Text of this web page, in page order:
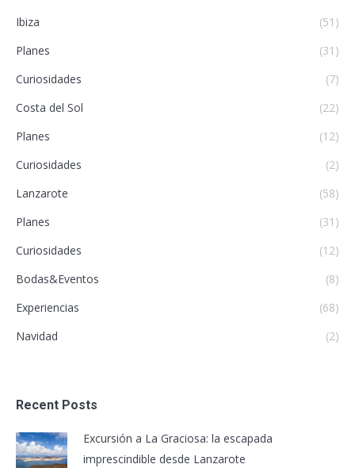
Ibiza
(51)
Planes
(31)
Curiosidades
(7)
Costa del Sol
(22)
Planes
(12)
Curiosidades
(2)
Lanzarote
(58)
Planes
(31)
Curiosidades
(12)
Bodas&Eventos
(8)
Experiencias
(68)
Navidad
(2)
Recent Posts
Excursión a La Graciosa: la escapada
imprescindible desde Lanzarote